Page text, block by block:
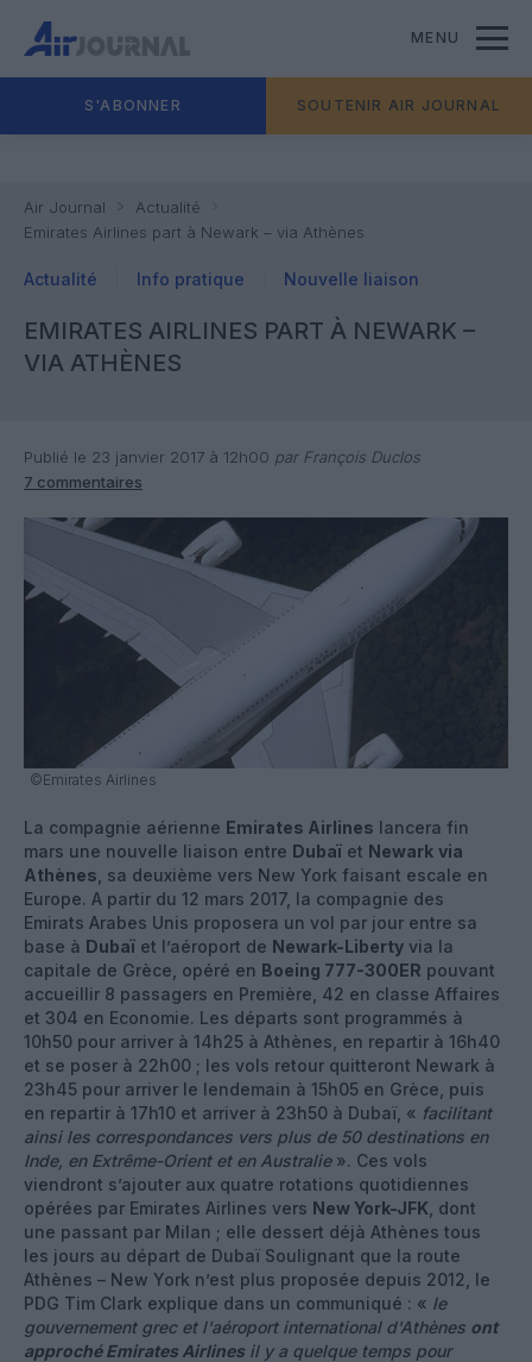
MENU
S'ABONNER SOUTENIR AIR JOURNAL
Air Journal
Actualité
Emirates Airlines part à Newark – via Athènes
Actualité Info pratique Nouvelle liaison
EMIRATES AIRLINES PART À NEWARK –
VIA ATHÈNES
Publié le 23 janvier 2017 à 12h00 par François Duclos
7 commentaires
©Emirates Airlines
La compagnie aérienne Emirates Airlines lancera fin
mars une nouvelle liaison entre Dubaï et Newark via
Athènes , sa deuxième vers New York faisant escale en
Europe. A partir du 12 mars 2017, la compagnie des
Emirats Arabes Unis proposera un vol par jour entre sa
base à Dubaï et l’aéroport de Newark-Liberty via la
capitale de Grèce, opéré en Boeing 777-300ER pouvant
accueillir 8 passagers en Première, 42 en classe Affaires
et 304 en Economie. Les départs sont programmés à
10h50 pour arriver à 14h25 à Athènes, en repartir à 16h40
et se poser à 22h00 ; les vols retour quitteront Newark à
23h45 pour arriver le lendemain à 15h05 en Grèce, puis
en repartir à 17h10 et arriver à 23h50 à Dubaï, « facilitant
ainsi les correspondances vers plus de 50 destinations en
Inde, en Extrême-Orient et en Australie». Ces vols
viendront s’ajouter aux quatre rotations quotidiennes
opérées par Emirates Airlines vers New York-JFK , dont
une passant par Milan ; elle dessert déjà Athènes tous
les jours au départ de Dubaï Soulignant que la route
Athènes – New York n’est plus proposée depuis 2012, le
PDG Tim Clark explique dans un communiqué : « le
gouvernement grec et l'aéroport international d'Athènes ont
approché Emirates Airlines il y a quelque temps pour